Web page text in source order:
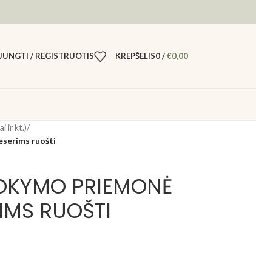
/ REGISTRUOTIS KREPŠELIS0/€0,00
ir kt.)/
ruošti
PRIEMONĖ
RUOŠTI